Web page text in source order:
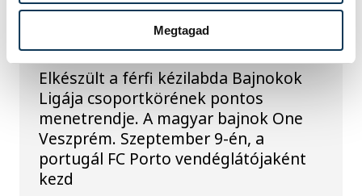
Megtagad
Hazai pályán kezd a BL-
ben a One Veszprém
Elkészült a férfi kézilabda Bajnokok
Ligája csoportkörének pontos
menetrendje. A magyar bajnok One
Veszprém. Szeptember 9-én, a
portugál FC Porto vendéglátójaként
kezd